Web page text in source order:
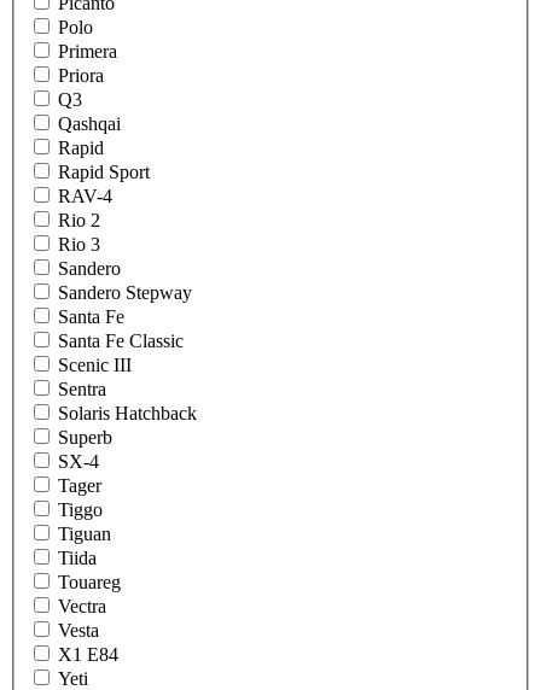
Polo
Primera
Priora
Q3
Qashqai
Rapid
Rapid Sport
RAV-4
Rio 2
Rio 3
Sandero
Sandero Stepway
Santa Fe
Santa Fe Classic
Scenic III
Sentra
Solaris Hatchback
Superb
SX-4
Tager
Tiggo
Tiguan
Tiida
Touareg
Vectra
Vesta
X1 E84
Yeti